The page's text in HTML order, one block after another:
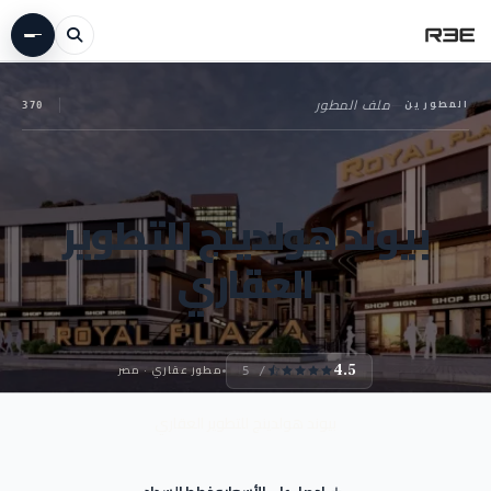
المطورين ملف المطور 370
بيوند هولدينج للتطوير
العقاري
4.5
/ 5 مطور عقاري · مصر